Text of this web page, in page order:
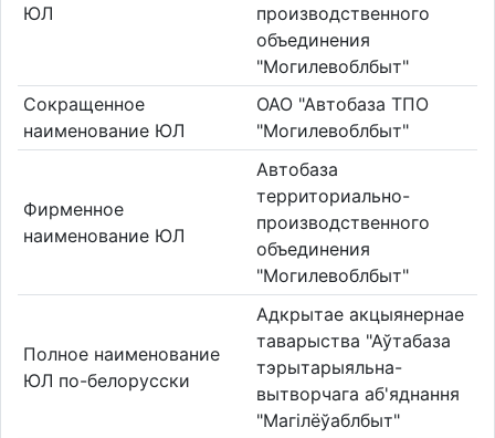
ЮЛ
производственного
объединения
"Могилевоблбыт"
Сокращенное
наименование ЮЛ
ОАО "Автобаза ТПО
"Могилевоблбыт"
Фирменное
наименование ЮЛ
Автобаза
территориально-
производственного
объединения
"Могилевоблбыт"
Полное наименование
ЮЛ по-белорусски
Адкрытае акцыянернае
таварыства "Аўтабаза
тэрытарыяльна-
вытворчага аб'яднання
"Магілёўаблбыт"